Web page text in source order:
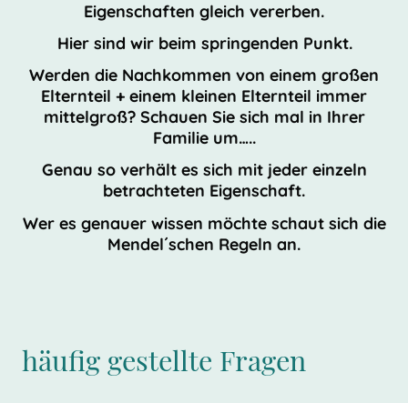
Eigenschaften gleich vererben.
Hier sind wir beim springenden Punkt.
Werden die Nachkommen von einem großen
Elternteil + einem kleinen Elternteil immer
mittelgroß? Schauen Sie sich mal in Ihrer
Familie um…..
Genau so verhält es sich mit jeder einzeln
betrachteten Eigenschaft.
Wer es genauer wissen möchte schaut sich die
Mendel´schen Regeln an.
häufig gestellte Fragen